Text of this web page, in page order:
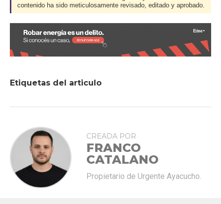
contenido ha sido meticulosamente revisado, editado y aprobado.
Etiquetas del articulo
CREADA POR
FRANCO
CATALANO
Propietario de Urgente Ayacucho.